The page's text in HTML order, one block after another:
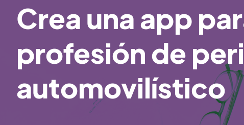
Crea una app
profesión de
automovilístico